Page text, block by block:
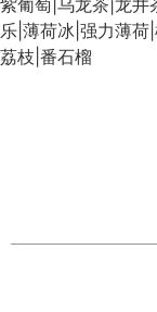
紫葡萄|乌龙茶|龙井
乐|薄荷冰|强力薄荷
荔枝|番石榴